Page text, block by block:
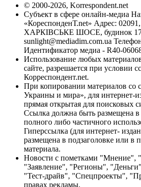
© 2000-2026, Korrespondent.net
Субъект в сфере онлайн-медиа
«КореспонденТ.net» Адрес: 02091,
ХАРКІВСЬКЕ ШОСЕ, будинок
sunlight@mediadim.com.ua
Идентификатор медиа - R40-
Использование любых
сайте, разрешается при условии
Корреспондент.net.
При копировании материалов со
Украины и мира», для интернет-
прямая открытая для поисковых
Ссылка должна быть размещена в
полного либо частичного
Гиперссылка (для интернет-
размещена в подзаголовке или в
материала.
Новости с пометками "Мнение",
"Заявление", "Регионы",
"Тест-драйв", "Спецпроекты",
правах рекламы.